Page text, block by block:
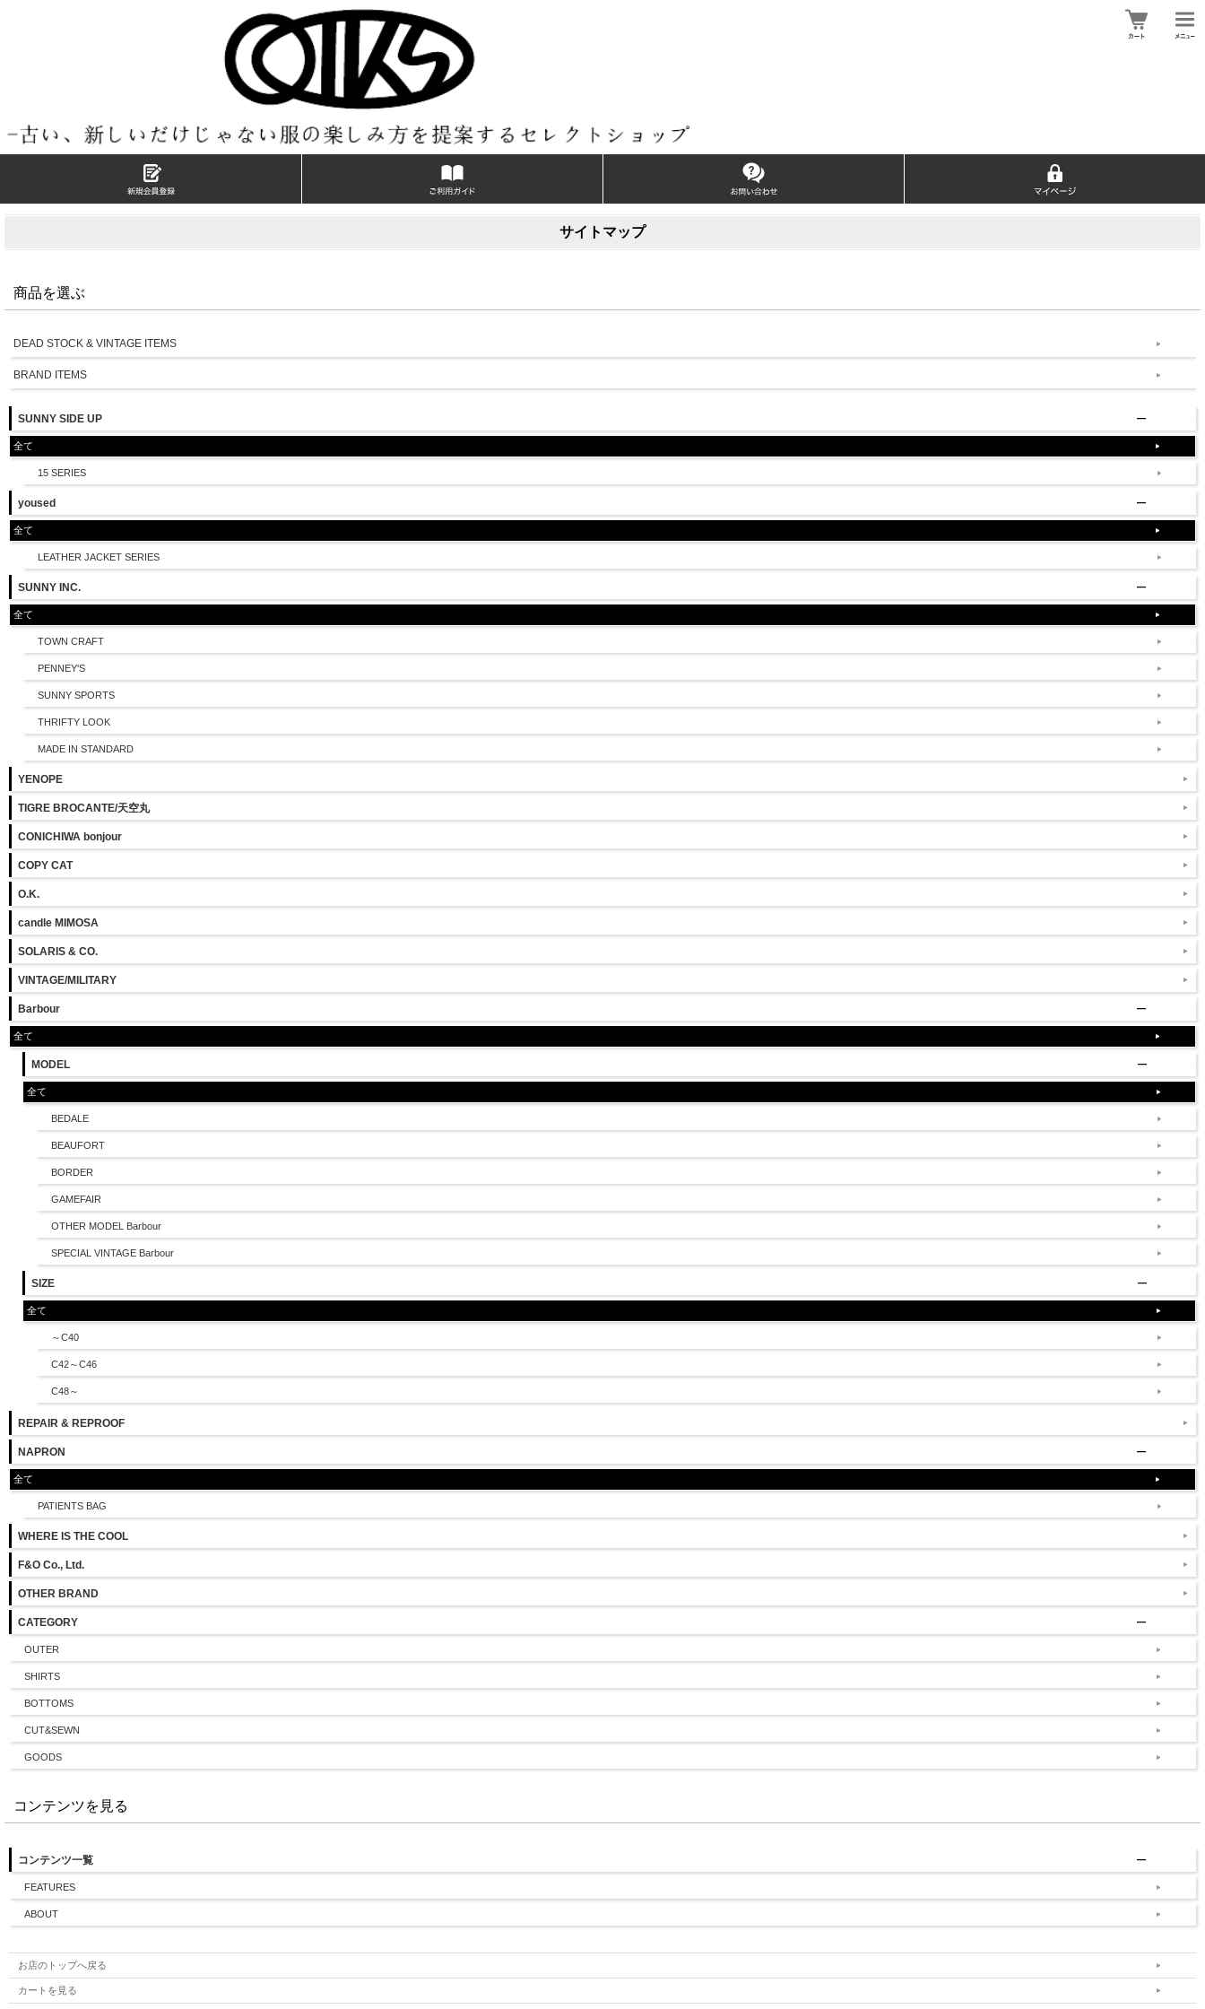
サイトマップ
商品を選ぶ
DEAD STOCK & VINTAGE ITEMS
BRAND ITEMS
SUNNY SIDE UP
全て
15 SERIES
yoused
全て
LEATHER JACKET SERIES
SUNNY INC.
全て
TOWN CRAFT
PENNEY'S
SUNNY SPORTS
THRIFTY LOOK
MADE IN STANDARD
YENOPE
TIGRE BROCANTE/天空丸
CONICHIWA bonjour
COPY CAT
O.K.
candle MIMOSA
SOLARIS & CO.
VINTAGE/MILITARY
Barbour
全て
MODEL
全て
BEDALE
BEAUFORT
BORDER
GAMEFAIR
OTHER MODEL Barbour
SPECIAL VINTAGE Barbour
SIZE
全て
～C40
C42～C46
C48～
REPAIR & REPROOF
NAPRON
全て
PATIENTS BAG
WHERE IS THE COOL
F&O Co., Ltd.
OTHER BRAND
CATEGORY
OUTER
SHIRTS
BOTTOMS
CUT&SEWN
GOODS
コンテンツを見る
コンテンツ一覧
FEATURES
ABOUT
お店のトップへ戻る
カートを見る